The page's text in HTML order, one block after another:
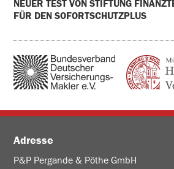
NEUER TEST VON STIFTUNG
FÜR DEN SOFORTSCHUTZPLUS
Adresse
P&P Pergande & Pöthe GmbH